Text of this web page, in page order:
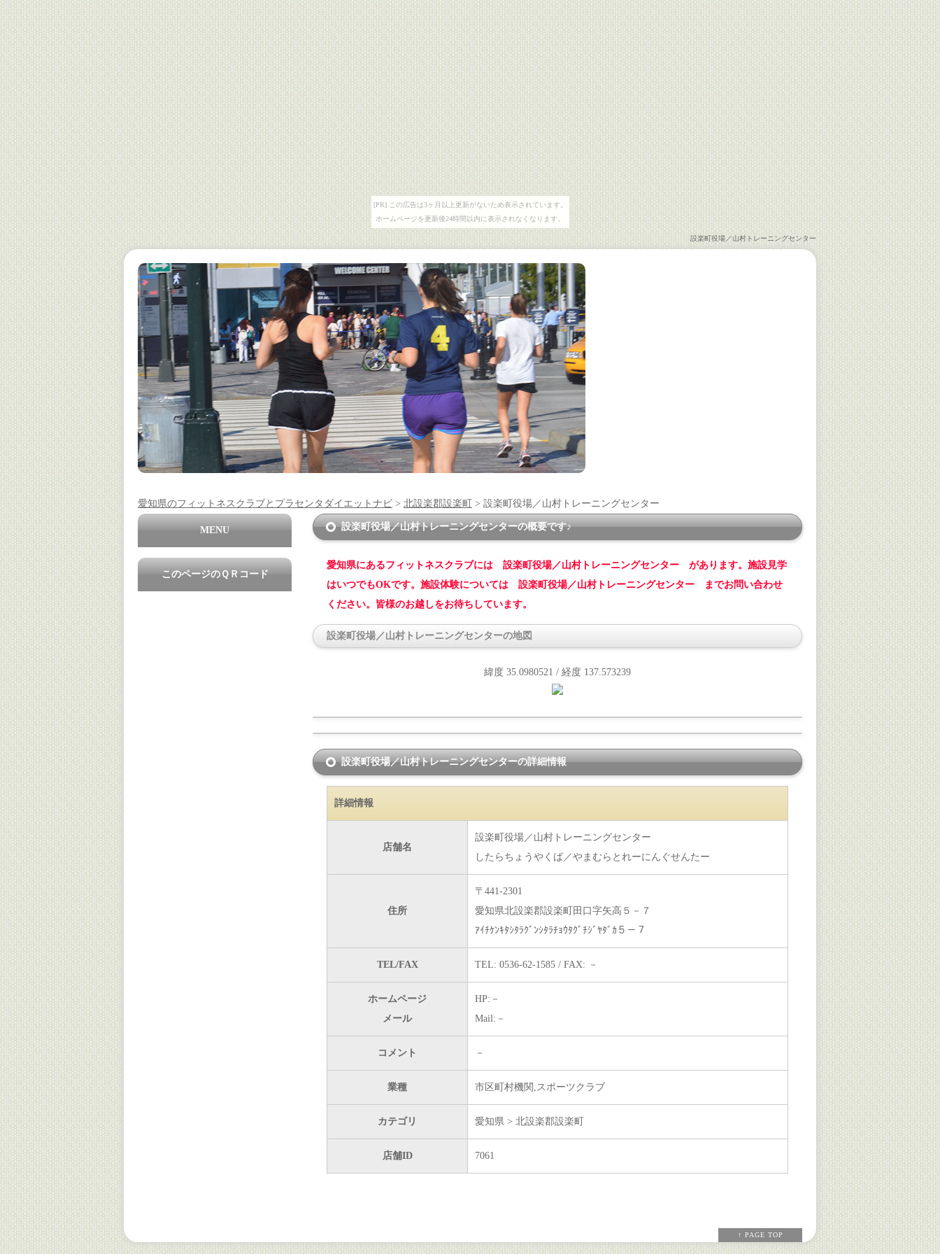
[PR] この広告は3ヶ月以上更新がないため表示されています。
ホームページを更新後24時間以内に表示されなくなります。
設楽町役場／山村トレーニングセンター
愛知県のフィットネスクラブとプラセンタダイエットナビ > 北設楽郡設楽町 > 設楽町役場／山村トレーニングセンター
設楽町役場／山村トレーニングセンターの概要です♪
愛知県にあるフィットネスクラブには 設楽町役場／山村トレーニングセンター があります。施設見学
はいつでもOKです。施設体験については 設楽町役場／山村トレーニングセンター までお問い合わせ
ください。皆様のお越しをお待ちしています。
設楽町役場／山村トレーニングセンターの地図
緯度 35.0980521 / 経度 137.573239
設楽町役場／山村トレーニングセンターの詳細情報
詳細情報
店舗名
設楽町役場／山村トレーニングセンター
したらちょうやくば／やまむらとれーにんぐせんたー
住所
〒441-2301
愛知県北設楽郡設楽町田口字矢高５－７
ｱｲﾁｹﾝｷﾀｼﾀﾗｸﾞﾝｼﾀﾗﾁｮｳﾀｸﾞﾁｼﾞﾔﾀﾞｶ５－７
TEL/FAX TEL: 0536-62-1585 / FAX: －
ホームページ
メール
HP:－
Mail:－
コメント －
業種 市区町村機関,スポーツクラブ
カテゴリ 愛知県 > 北設楽郡設楽町
店舗ID 7061
MENU
このページのＱＲコード
↑ PAGE TOP